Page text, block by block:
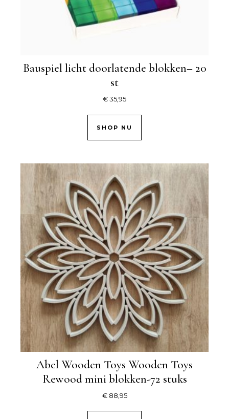
Bauspiel licht doorlatende blokken– 20
st
€35,95
SHOP NU
Abel Wooden Toys Wooden Toys
Rewood mini blokken-72 stuks
€88,95